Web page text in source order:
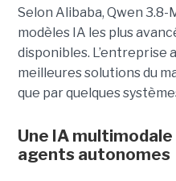
Selon Alibaba, Qwen
modèles IA les plus
disponibles. L’entreprise
meilleures solutions du
que par quelques
Une IA
agents autonomes